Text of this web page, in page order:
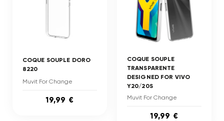
COQUE SOUPLE DORO
8220
Muvit For Change
19,99 €
COQUE SOUPLE
TRANSPARENTE
DESIGNED FOR VIVO
Y20/20S
Muvit For Change
19,99 €